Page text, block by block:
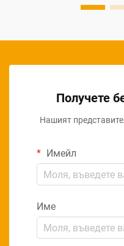
Получете
Нашият
Имейл
Име